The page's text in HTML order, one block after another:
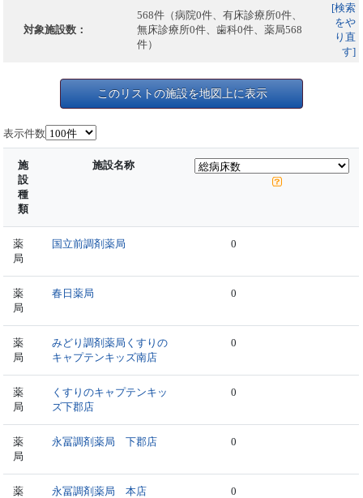
対象施設数：
568件（病院0件、有床診療所0件、
無床診療所0件、歯科0件、薬局568
件）
[検索
をや
り直
す]
このリストの施設を地図上に表示
表示件数
施
設
種
類
施設名称
薬
局
国立前調剤薬局 0
薬
局
春日薬局 0
薬
局
みどり調剤薬局くすりの
キャプテンキッズ南店
0
薬
局
くすりのキャプテンキッ
ズ下郡店
0
薬
局
永冨調剤薬局 下郡店 0
薬
永冨調剤薬局 本店 0